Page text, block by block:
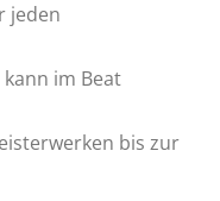
jeden
im Beat
bis zur